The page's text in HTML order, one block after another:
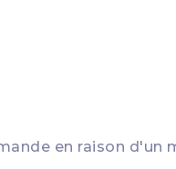
en raison d'un